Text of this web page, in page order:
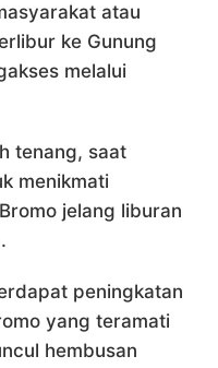
atau
ke Gunung
melalui
tenang, saat
menikmati
jelang liburan
peningkatan
yang teramati
hembusan